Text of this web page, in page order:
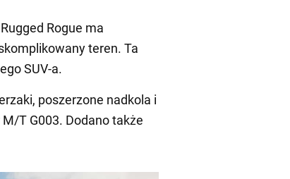
Rogue ma
teren. Ta
SUV-a.
poszerzone nadkola i
T G003. Dodano także